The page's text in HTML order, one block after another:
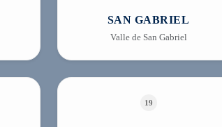
SAN GABRIEL
Valle de San Gabriel
19